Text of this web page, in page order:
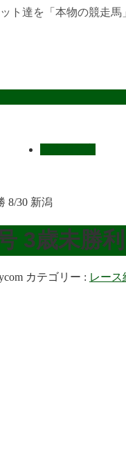
ト達を「本物の競走
8/30 新潟
3歳未勝
カテゴリー : レース